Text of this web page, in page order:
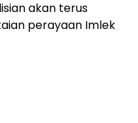
akan terus
perayaan Imlek